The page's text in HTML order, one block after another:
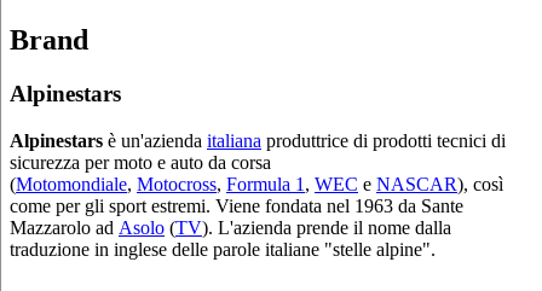
Brand
Alpinestars
Alpinestars è un'azienda italiana produttrice di prodotti tecnici di
sicurezza per moto e auto da corsa
(Motomondiale, Motocross, Formula 1 , WEC e NASCAR), così
come per gli sport estremi. Viene fondata nel 1963 da Sante
Mazzarolo ad Asolo (TV). L'azienda prende il nome dalla
traduzione in inglese delle parole italiane "stelle alpine".